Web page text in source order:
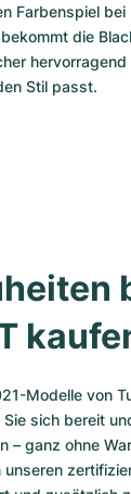
Farbenspiel
die
Stil passt.
Modelle von
sich bereit
– ganz ohne